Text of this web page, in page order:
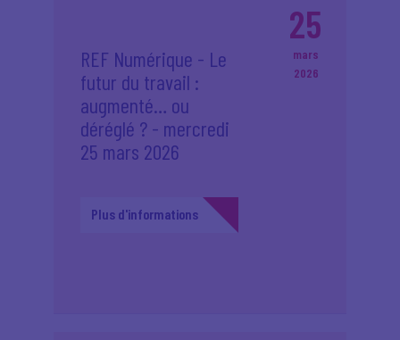
25
mars
2026
REF Numérique - Le
futur du travail :
augmenté… ou
déréglé ? - mercredi
25 mars 2026
Plus d'informations